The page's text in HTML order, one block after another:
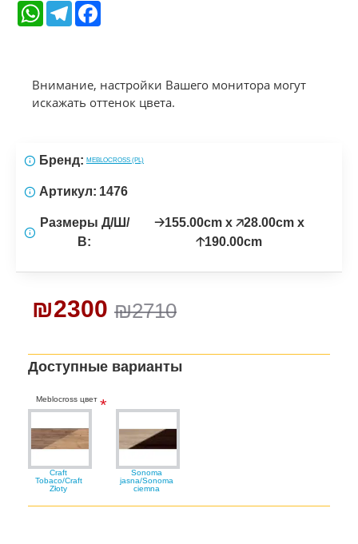
WhatsAppTelegram
Внимание, настройки Вашего монитора могут
искажать оттенок цвета.
₪2710
₪2300
Бренд: MEBLOCROSS (PL)
Артикул: 1476
Размеры Д/Ш/
В:
🡢155.00cm x 🡥28.00cm x
🡡190.00cm
Доступные варианты
Meblocross цвет
Craft
Tobaco/Craft
Złoty
Sonoma
jasna/Sonoma
ciemna